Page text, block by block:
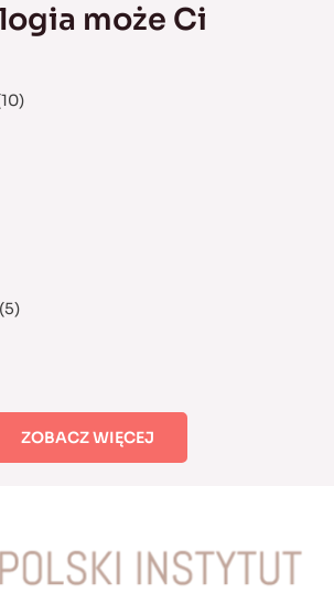
może Ci
(5)
ZOBACZ WIĘCEJ